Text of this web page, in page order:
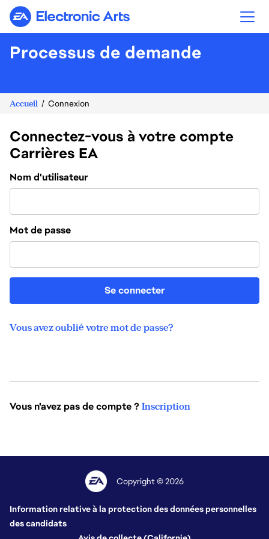
Electronic Arts
Processus de demande
Accueil Connexion
Connectez-vous à votre compte
Carrières EA
Connexion
Nom d'utilisateur
Mot de passe
Se connecter
Vous avez oublié votre mot de passe?
Vous n'avez pas de compte ? Inscription
Copyright © 2026
Information relative à la protection des données personnelles
des candidats